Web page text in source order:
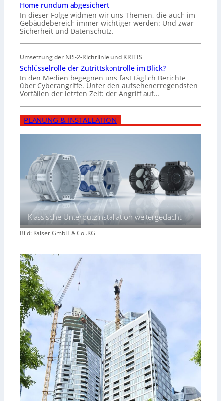
Home rundum abgesichert
In dieser Folge widmen wir uns Themen, die auch im
Gebäudebereich immer wichtiger werden: Und zwar
Sicherheit und Datenschutz.
Umsetzung der NIS-2-Richtlinie und KRITIS
Schlüsselrolle der Zutrittskontrolle im Blick?
In den Medien begegnen uns fast täglich Berichte
über Cyberangriffe. Unter den aufsehenerregendsten
Vorfällen der letzten Zeit: der Angriff auf…
PLANUNG & INSTALLATION
Klassische Unterputzinstallation weitergedacht
Bild: Kaiser GmbH & Co .KG